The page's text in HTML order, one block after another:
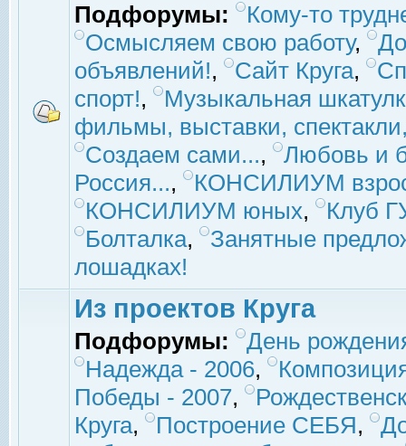
Подфорумы:
Кому-то
Осмысляем свою работу,
объявлений!, Сайт Круга,
спорт!,
Музыкальная
фильмы, выставки,
Создаем сами...,
Любовь и
Россия...,
КОНСИЛИУМ
КОНСИЛИУМ юных,
Клуб
Болталка,
Занятные
лошадках!
Из проектов Круга
Подфорумы:
День
Надежда - 2006,
Победы - 2007,
Круга, Построение СЕБЯ,